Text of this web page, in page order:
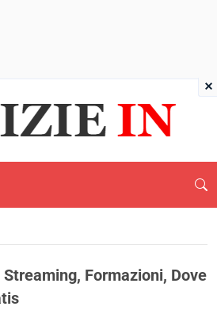
Formazioni, Dove
×